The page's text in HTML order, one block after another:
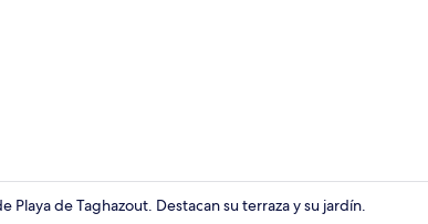
Playa de Taghazout. Destacan su terraza y su jardín.